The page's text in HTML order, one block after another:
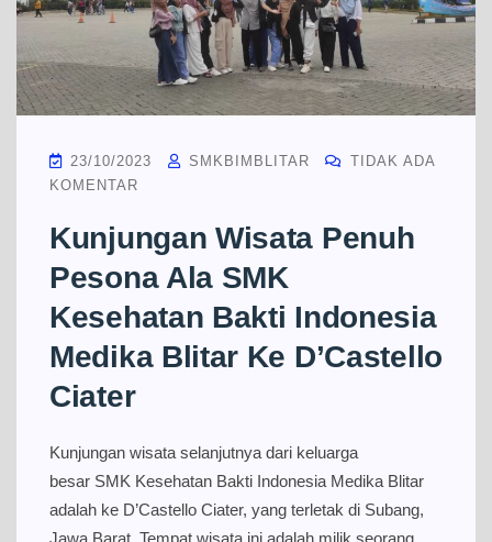
23/10/2023 SMKBIMBLITAR
TIDAK ADA
KOMENTAR
Kunjungan Wisata Penuh
Pesona Ala SMK
Kesehatan Bakti Indonesia
Medika Blitar Ke D’Castello
Ciater
Kunjungan wisata selanjutnya dari keluarga
besar SMK Kesehatan Bakti Indonesia Medika Blitar
adalah ke D’Castello Ciater, yang terletak di Subang,
Jawa Barat. Tempat wisata ini adalah milik seorang